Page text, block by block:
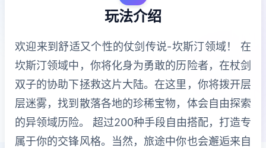
玩法介绍
欢迎来到舒适又个性的仗剑传说-坎斯汀领域！ 在
坎斯汀领域中，你将化身为勇敢的历险者，在杖剑
双子的协助下拯救这片大陆。在这里，你将拨开层
层迷雾，找到散落各地的珍稀宝物，体会自由探索
的异领域历险。 超过200种手段自由搭配，打造专
属于你的交锋风格。当然，旅途中你也会邂逅来自